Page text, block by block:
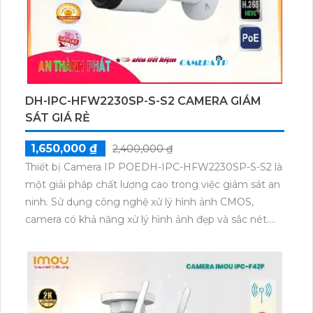
DH-IPC-HFW2230SP-S-S2 CAMERA GIÁM
SÁT GIÁ RẺ
1,650,000 ₫
2,400,000 ₫
Thiết bị Camera IP POEDH-IPC-HFW2230SP-S-S2 là
một giải pháp chất lượng cao trong việc giám sát an
ninh. Sử dụng công nghệ xử lý hình ảnh CMOS,
camera có khả năng xử lý hình ảnh đẹp và sắc nét.
lượng hình ảnh tốt trong điều kiện ánh sáng yếu.
Truyền tải hình ảnh qua giao thức IP POE, camera
phù hợp cho các công trình lớn. Đặc biệt, camera hỗ
trợ thẻ nhớ và tích hợp công nghệ nhìn đêm chất